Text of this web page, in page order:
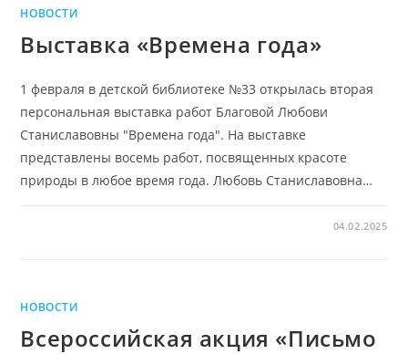
НОВОСТИ
Выставка «Времена года»
1 февраля в детской библиотеке №33 открылась вторая
персональная выставка работ Благовой Любови
Станиславовны "Времена года". На выставке
представлены восемь работ, посвященных красоте
природы в любое время года. Любовь Станиславовна…
04.02.2025
НОВОСТИ
Всероссийская акция «Письмо